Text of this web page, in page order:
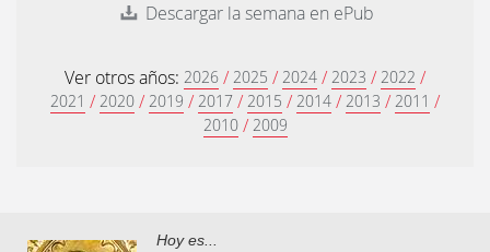
Descargar la semana en ePub
Ver otros años: 2026 / 2025 / 2024 / 2023 / 2022 /
2021 / 2020 / 2019 / 2017 / 2015 / 2014 / 2013 / 2011 /
2010 / 2009
Hoy es...